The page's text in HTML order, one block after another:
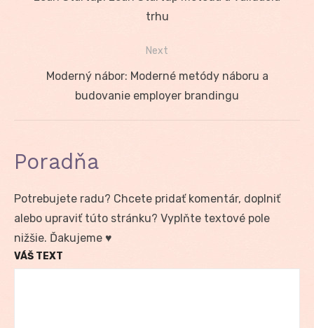
trhu
Next
Moderný nábor: Moderné metódy náboru a
budovanie employer brandingu
Poradňa
Potrebujete radu? Chcete pridať komentár, doplniť
alebo upraviť túto stránku? Vyplňte textové pole
nižšie. Ďakujeme ♥
VÁŠ TEXT